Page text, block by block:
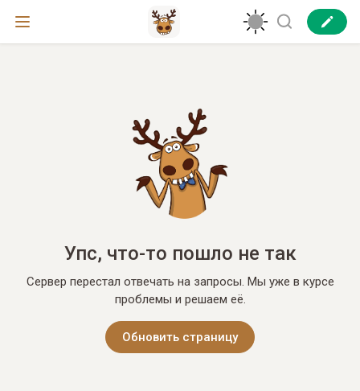
Упс, что-то пошло не так
Сервер перестал отвечать на запросы. Мы уже в курсе
проблемы и решаем её.
Обновить страницу